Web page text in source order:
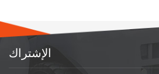
الإشتراك